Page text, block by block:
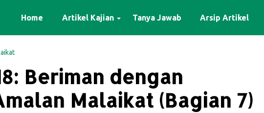
Home Artikel Kajian Tanya Jawab Arsip Artikel
Beriman dengan
Malaikat (Bagian 7)